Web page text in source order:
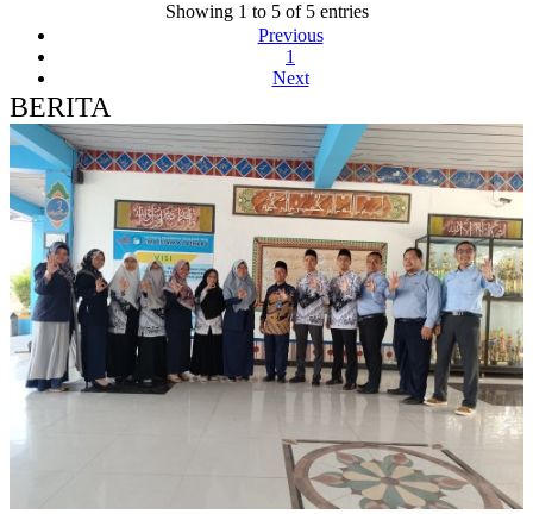
Showing 1 to 5 of 5 entries
Previous
1
Next
BERITA